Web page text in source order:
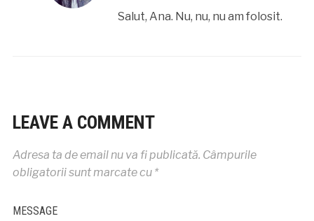
Salut, Ana. Nu, nu, nu am folosit.
LEAVE A COMMENT
Adresa ta de email nu va fi publicată. Câmpurile
obligatorii sunt marcate cu *
MESSAGE